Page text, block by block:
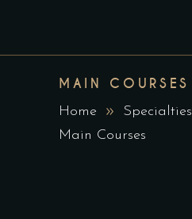
MAIN COURSES
Home
Specialties
Main Courses